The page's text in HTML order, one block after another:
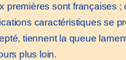
sont françaises ;
caractéristiques se
tiennent la queue
plus loin.